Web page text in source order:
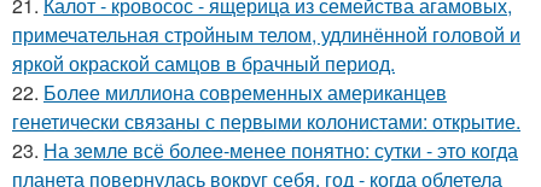
примечательная стройным телом, удлинённой головой и
яркой окраской самцов в брачный период.
22. Более миллиона современных американцев
генетически связаны с первыми колонистами: открытие.
23. На земле всё более-менее понятно: сутки - это когда
планета повернулась вокруг себя, год - когда облетела